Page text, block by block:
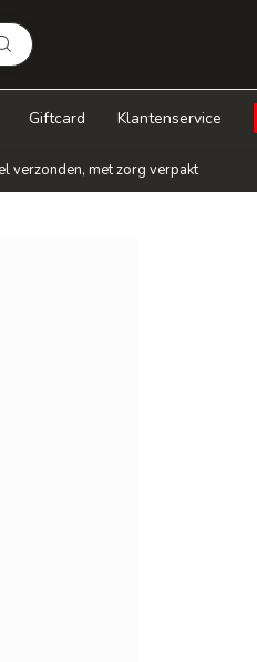
Giftcard Klantenservice
verzonden, met zorg verpakt